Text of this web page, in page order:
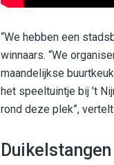
“We hebben een
winnaars. “We
maandelijkse
het speeltuintje bij ’t
rond deze plek”,
Duikelstangen